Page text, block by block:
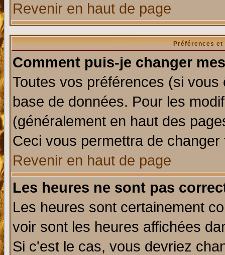
Revenir en haut de page
Préférences
Comment puis-je changer
Toutes vos préférences (si
base de données. Pour les
(généralement en haut des
Ceci vous permettra de
Revenir en haut de page
Les heures ne sont pas
Les heures sont certainement
voir sont les heures affichées
Si c'est le cas, vous devriez